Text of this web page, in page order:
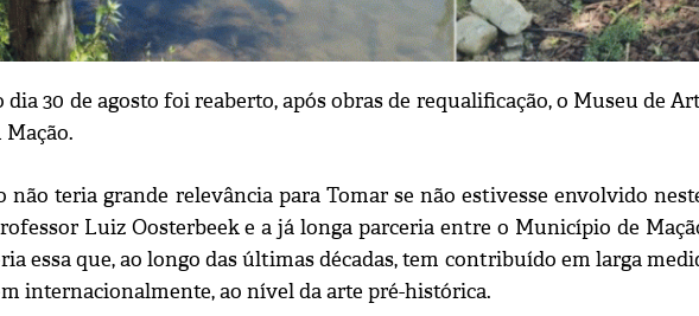
dia 30 de agosto foi reaberto, após obras de requalificação, o Museu de
Mação.
não teria grande relevância para Tomar se não estivesse envolvido
Luiz Oosterbeek e a já longa parceria entre o Município de
essa que, ao longo das últimas décadas, tem contribuído em larga
internacionalmente, ao nível da arte pré-histórica.